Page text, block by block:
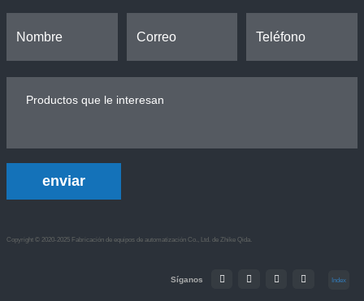
enviar
Copyright © 2020-2025 Fabricación de equipos de automatización Co., Ltd. de Zhike Qida.
Síganos Index